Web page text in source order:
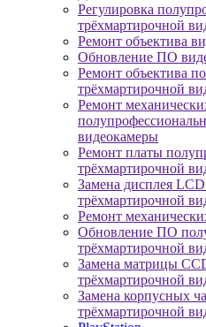
Регулировка
трёхмартирочной
Ремонт объектива
Обновление ПО
Ремонт объектива
трёхмартирочной
Ремонт
видеокамеры
Ремонт платы
трёхмартирочной
Замена дисплея
трёхмартирочной
Ремонт
Обновление ПО
трёхмартирочной
Замена матрицы
трёхмартирочной
Замена корпусных
трёхмартирочной